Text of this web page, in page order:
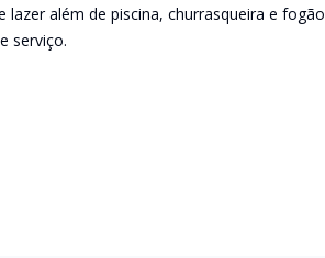
além de piscina, churrasqueira e fogão
serviço.